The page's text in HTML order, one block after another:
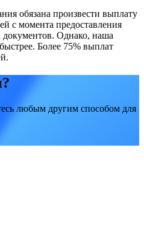
обязана произвести выплату
с момента предоставления
документов. Однако, наша
Более 75% выплат
любым другим способом для